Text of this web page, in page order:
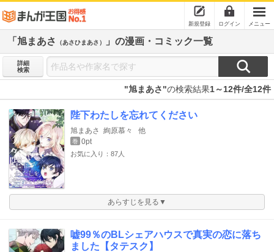
新規登録 ログイン メニュー
「旭まあさ （あさひまあさ） 」の漫画・コミック一覧
詳細
検索
"旭まあさ"の検索結果1～12件/全12件
陛下わたしを忘れてください
旭まあさ 絢原慕々 他
巻 0pt
お気に入り：87人
あらすじを見る▼
嘘99％のBLシェアハウスで真実の恋に落ち
ました【タテスク】